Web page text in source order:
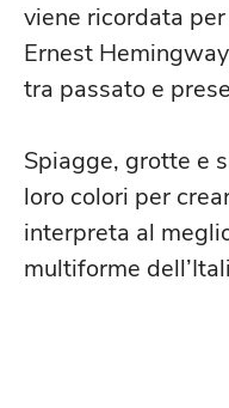
viene ricordata
Ernest
tra passato e
Spiagge, grotte e
loro colori per
interpreta al
multiforme